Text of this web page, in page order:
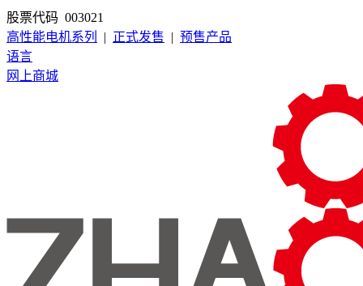
股票代码 003021
高性能电机系列
| 正式发售 | 预售产品
语言
网上商城